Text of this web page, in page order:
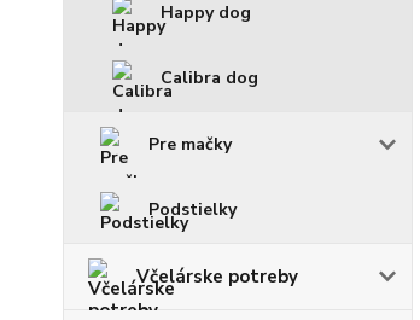
Happy dog
Calibra dog
Pre mačky
Podstielky
Včelárske potreby